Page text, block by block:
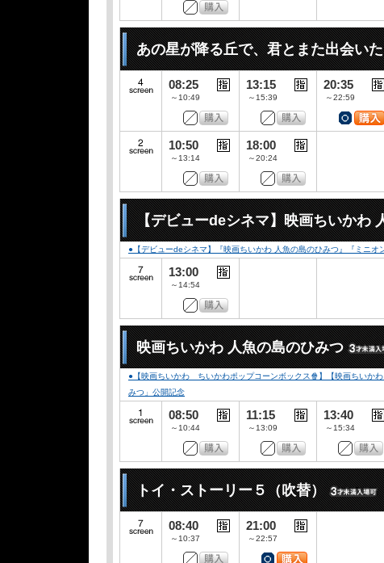
あの星が降る丘で、君とまた出会い
08:25
～10:49
13:15
～15:39
20:35
～22:59
10:50
～13:14
18:00
～20:24
【デビューdeシネマ】映画ちいかわ
●【デビューdeシネマ】『映画ちいかわ 人魚の島のひみつ』『ミニオ
13:00
～14:54
映画ちいかわ 人魚の島のひみつ
●【映画ちいかわ ちいかわポップコーンボックス🍿】【映画ちいか
みつ」公開記念
08:50
～10:44
11:15
～13:09
13:40
～15:34
トイ・ストーリー５（吹替）
08:40
～10:37
21:00
～22:57